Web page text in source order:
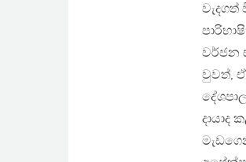
වැදගත්
වර්ජන
වුවත්,